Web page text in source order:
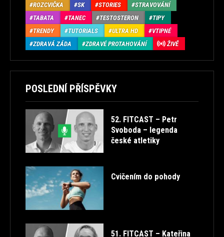
ROZCVIČKA
SK STORIES
STRAVOVÁNÍ
TABATA
TANEC TESTOSTERON
TIPY
TRENDY
TUTORIALS ULTRA HD
VTIPNÉ
ZDRAVÁ ZÁDA
ZDRAVÉ PROTAHOVÁNÍ ŽIVĚ
POSLEDNÍ PŘÍSPĚVKY
52. FITCAST – Petr
Svoboda – legenda
české atletiky
Cvičením do pohody
51. FITCAST – Kateřina